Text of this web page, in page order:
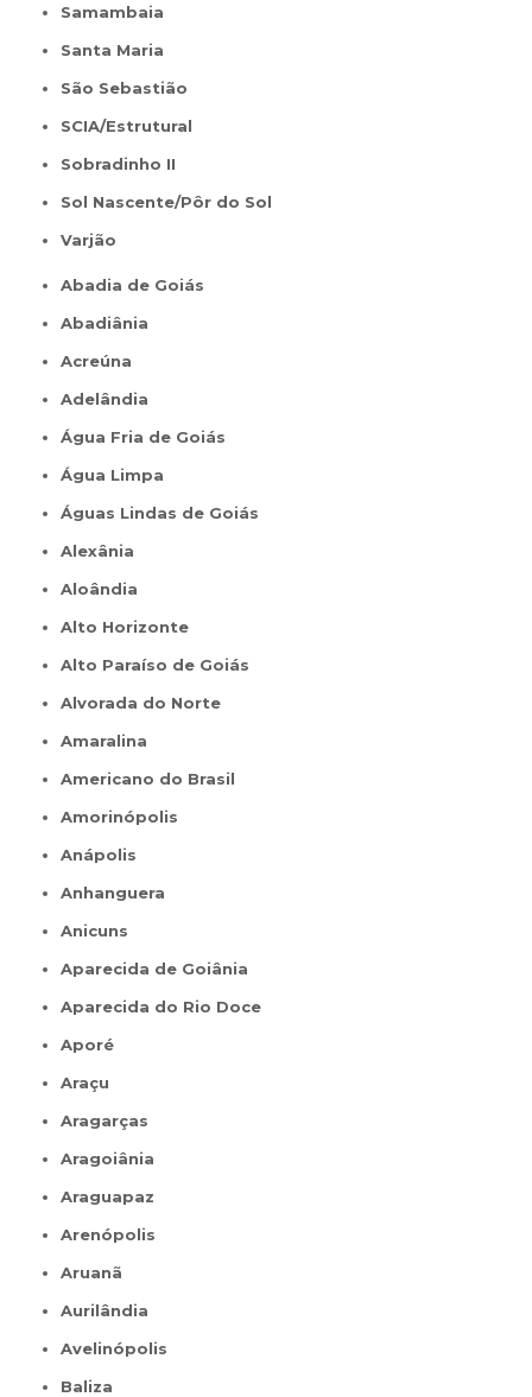
Samambaia
Santa Maria
São Sebastião
SCIA/Estrutural
Sobradinho II
Sol Nascente/Pôr do Sol
Varjão
Abadia de Goiás
Abadiânia
Acreúna
Adelândia
Água Fria de Goiás
Água Limpa
Águas Lindas de Goiás
Alexânia
Aloândia
Alto Horizonte
Alto Paraíso de Goiás
Alvorada do Norte
Amaralina
Americano do Brasil
Amorinópolis
Anápolis
Anhanguera
Anicuns
Aparecida de Goiânia
Aparecida do Rio Doce
Aporé
Araçu
Aragarças
Aragoiânia
Araguapaz
Arenópolis
Aruanã
Aurilândia
Avelinópolis
Baliza